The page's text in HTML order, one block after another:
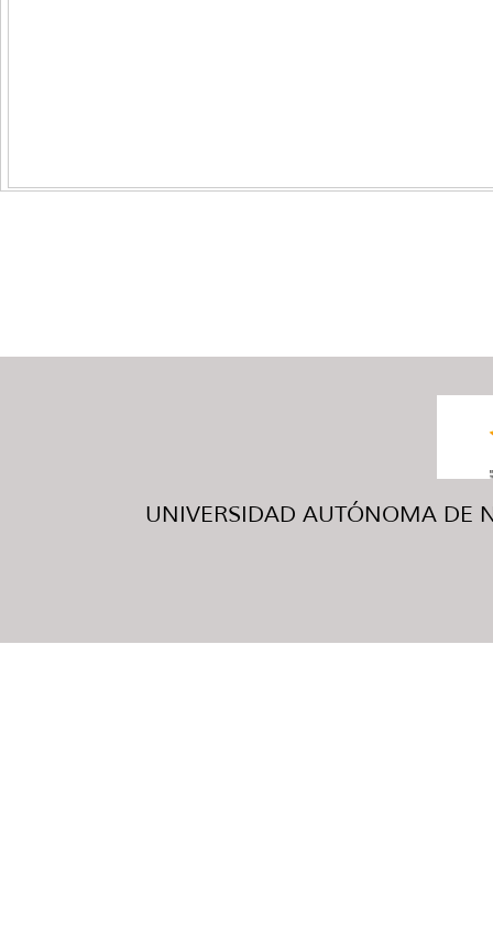
UNIVERSIDAD AUTÓNOMA DE